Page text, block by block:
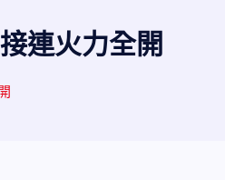
連火力全開